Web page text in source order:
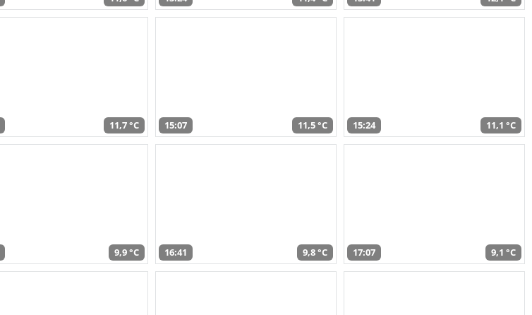
11,7 °C 15:07 11,5 °C 15:24 11,1 °C
9,9 °C 16:41 9,8 °C 17:07 9,1 °C